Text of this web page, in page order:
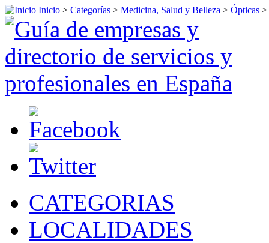
Inicio > Categorías > Medicina, Salud y Belleza > Ópticas >
CATEGORIAS
LOCALIDADES